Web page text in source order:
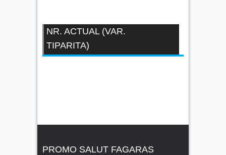
NR. ACTUAL (VAR.
TIPARITA)
PROMO SALUT FAGARAS